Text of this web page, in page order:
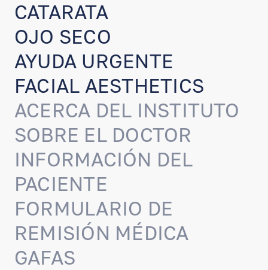
ACERCA DEL INSTITUTO
SOBRE EL DOCTOR
INFORMACIÓN DEL
PACIENTE
FORMULARIO DE
REMISIÓN MÉDICA
GAFAS
CATARATA
OJO SECO
AYUDA URGENTE
FACIAL AESTHETICS